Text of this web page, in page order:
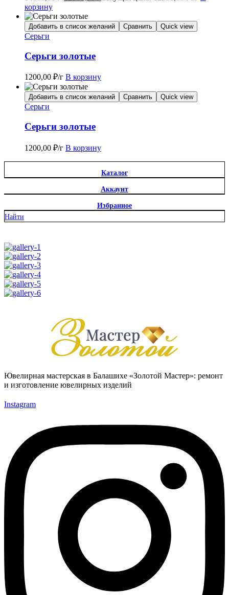
корзину
Добавить в список желаний Сравнить Quick view
Серьги
Серьги золотые
1200,00 ₽/г В корзину
Добавить в список желаний Сравнить Quick view
Серьги
Серьги золотые
1200,00 ₽/г В корзину
Каталог
Аккаунт
Избранное
Найти
Ювелирная мастерская в Балашихе «Золотой Мастер»: ремонт
и изготовление ювелирных изделий
Instagram